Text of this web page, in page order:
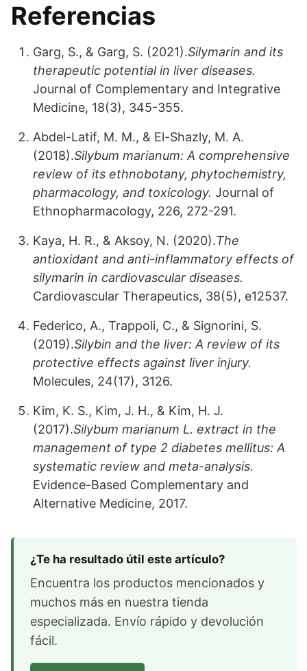
Referencias
Garg, S., & Garg, S. (2021).Silymarin and its
therapeutic potential in liver diseases.
Journal of Complementary and Integrative
Medicine, 18(3), 345-355.
Abdel-Latif, M. M., & El-Shazly, M. A.
(2018).Silybum marianum: A comprehensive
review of its ethnobotany, phytochemistry,
pharmacology, and toxicology. Journal of
Ethnopharmacology, 226, 272-291.
Kaya, H. R., & Aksoy, N. (2020).The
antioxidant and anti-inflammatory effects of
silymarin in cardiovascular diseases.
Cardiovascular Therapeutics, 38(5), e12537.
Federico, A., Trappoli, C., & Signorini, S.
(2019).Silybin and the liver: A review of its
protective effects against liver injury.
Molecules, 24(17), 3126.
Kim, K. S., Kim, J. H., & Kim, H. J.
(2017).Silybum marianum L. extract in the
management of type 2 diabetes mellitus: A
systematic review and meta-analysis.
Evidence-Based Complementary and
Alternative Medicine, 2017.
¿Te ha resultado útil este artículo?
Encuentra los productos mencionados y
muchos más en nuestra tienda
especializada. Envío rápido y devolución
fácil.